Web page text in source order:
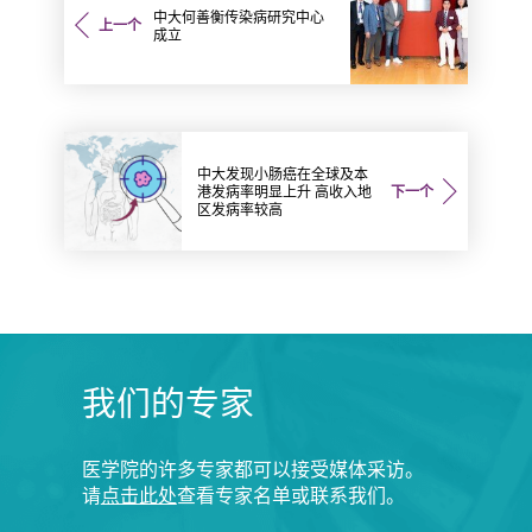
上一个
中大何善衡传染病研究中心
成立
下一个
中大发现小肠癌在全球及本
港发病率明显上升 高收入地
区发病率较高
我们的专家
医学院的许多专家都可以接受媒体采访。
请点击此处查看专家名单或联系我们。